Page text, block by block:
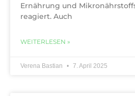
Ernährung und
reagiert. Auch
WEITERLESEN »
Verena Bastian 7. April 2025